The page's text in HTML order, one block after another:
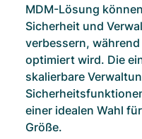
MDM-Lösung
Sicherheit und
verbessern,
optimiert wird. Die
skalierbare
einer idealen Wahl
Größe.